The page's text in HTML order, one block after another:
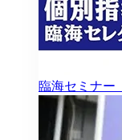
臨海セミナ